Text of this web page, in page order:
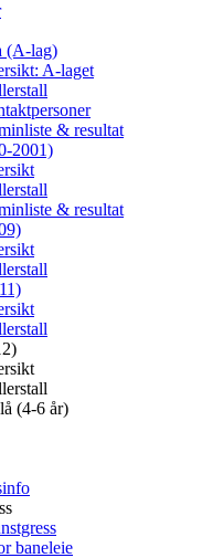
(A-lag)
A-laget
& resultat
2001)
& resultat
(4-6 år)
baneleie